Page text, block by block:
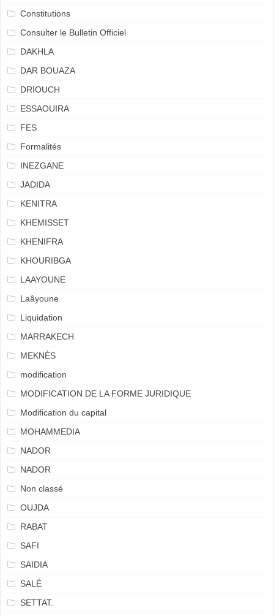
Constitutions
Consulter le Bulletin Officiel
DAKHLA
DAR BOUAZA
DRIOUCH
ESSAOUIRA
FES
Formalités
INEZGANE
JADIDA
KENITRA
KHEMISSET
KHENIFRA
KHOURIBGA
LAAYOUNE
Laâyoune
Liquidation
MARRAKECH
MEKNÈS
modification
MODIFICATION DE LA FORME JURIDIQUE
Modification du capital
MOHAMMEDIA
NADOR
NADOR
Non classé
OUJDA
RABAT
SAFI
SAIDIA
SALÉ
SETTAT.